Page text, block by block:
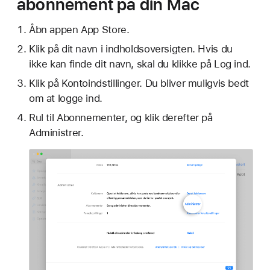
abonnement på din Mac
Åbn appen App Store.
Klik på dit navn i indholdsoversigten. Hvis du
ikke kan finde dit navn, skal du klikke på Log ind.
Klik på Kontoindstillinger. Du bliver muligvis bedt
om at logge ind.
Rul til Abonnementer, og klik derefter på
Administrer.